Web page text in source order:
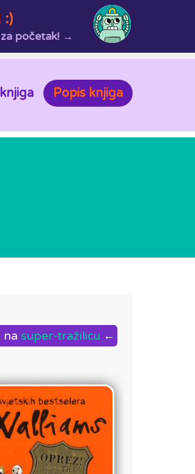
:)
za početak! →
Popis knjiga
na super-tražilicu ←